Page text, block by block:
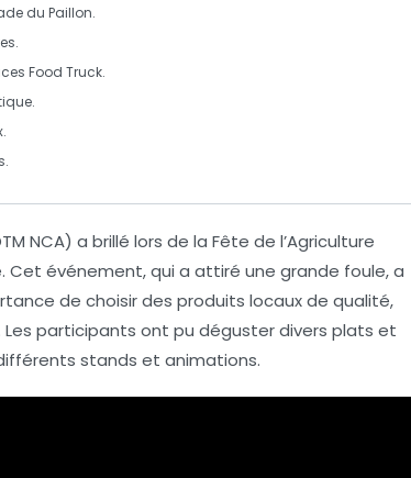
du Paillon.
Food Truck.
.
.
NCA) a brillé lors de la Fête de l’Agriculture
. Cet événement, qui a attiré une grande foule, a
de choisir des produits locauxde qualité,
Les participants ont pu déguster divers plats et
stands et animations.